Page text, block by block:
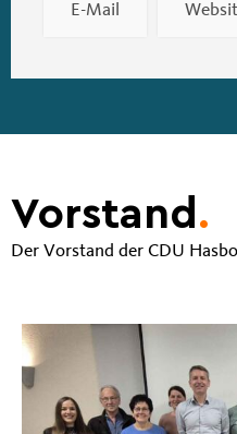
E-Mail
Vorstand .
Der Vorstand der CDU